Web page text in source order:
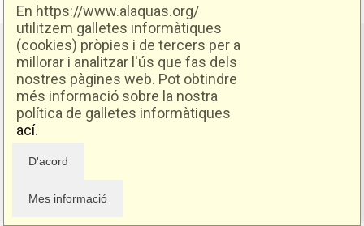
En https://www.alaquas.org/
utilitzem galletes informàtiques
(cookies) pròpies i de tercers per a
millorar i analitzar l'ús que fas dels
nostres pàgines web. Pot obtindre
més informació sobre la nostra
política de galletes informàtiques
ací.